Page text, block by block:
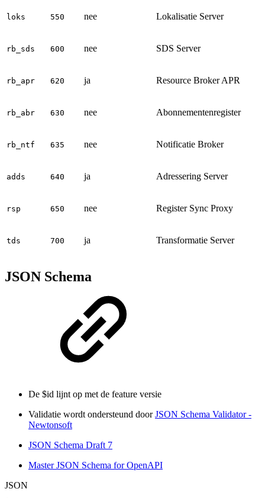
loks 550 nee Lokalisatie Server
rb_sds 600 nee SDS Server
rb_apr 620 ja Resource Broker APR
rb_abr 630 nee Abonnementenregister
rb_ntf 635 nee Notificatie Broker
adds 640 ja Adressering Server
rsp 650 nee Register Sync Proxy
tds 700 ja Transformatie Server
JSON Schema
De $id lijnt op met de feature versie
Validatie wordt ondersteund doorJSON Schema Validator -
Newtonsoft
JSON Schema Draft 7
Master JSON Schema for OpenAPI
JSON